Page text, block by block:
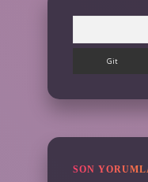
SON